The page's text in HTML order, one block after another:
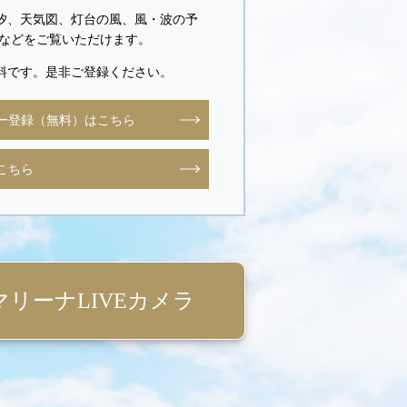
、天気図、灯台の風、風・波の予
どをご覧いただけます。
です。是非ご登録ください。
登録（無料）はこちら
ちら
リーナLIVEカメラ